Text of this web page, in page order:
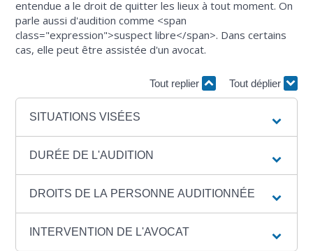
entendue a le droit de quitter les lieux à tout moment. On
parle aussi d'audition comme <span
class="expression">suspect libre</span>. Dans certains
cas, elle peut être assistée d'un avocat.
Tout replier Tout déplier
SITUATIONS VISÉES
DURÉE DE L'AUDITION
DROITS DE LA PERSONNE AUDITIONNÉE
INTERVENTION DE L'AVOCAT